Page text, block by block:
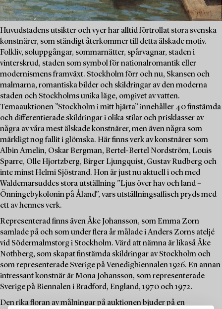
Huvudstadens utsikter och vyer har alltid förtrollat stora svenska
konstnärer, som ständigt återkommer till detta älskade motiv.
Folkliv, soluppgångar, sommarnätter, spårvagnar, staden i
vinterskrud, staden som symbol för nationalromantik eller
modernismens framväxt. Stockholm förr och nu, Skansen och
malmarna, romantiska bilder och skildringar av den moderna
staden och Stockholms unika läge, omgivet av vatten.
Temaauktionen ”Stockholm i mitt hjärta” innehåller 40 finstämda
och differentierade skildringar i olika stilar och prisklasser av
några av våra mest älskade konstnärer, men även några som
märkligt nog fallit i glömska. Här finns verk av konstnärer som
Albin Amelin, Oskar Bergman, Bertel-Bertel Nordström, Louis
Sparre, Olle Hjortzberg, Birger Ljungquist, Gustav Rudberg och
inte minst Helmi Sjöstrand. Hon är just nu aktuell i och med
Waldemarsuddes stora utställning ”Ljus över hav och land –
Önningebykolonin på Åland”, vars utställningsaffisch pryds med
ett av hennes verk.
Representerad finns även Åke Johansson, som Emma Zorn
samlade på och som under flera år målade i Anders Zorns ateljé
vid Södermalmstorg i Stockholm. Värd att nämna är likaså Åke
Nothberg, som skapat finstämda skildringar av Stockholm och
som representerade Sverige på Venedigbiennalen 1926. En annan
intressant konstnär är Mona Johansson, som representerade
Sverige på Biennalen i Bradford, England, 1970 och 1972.
Den rika floran av målningar på auktionen bjuder på en